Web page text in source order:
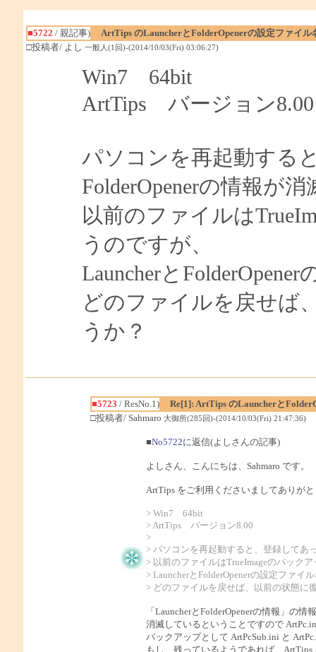
■5722 / 親記事)
ArtTips のLauncherとFolderOpenerの設定ファイル
□投稿者/ よし 一般人(1回)-(2014/10/03(Fri) 03:06:27)
Win7 64bit
ArtTips バージョン8.00
パソコンを再起動する
FolderOpenerの情報が
以前のファイルは
うのですが、
Launcherと
どのファイルを戻せば
うか？
■5723 / ResNo.1)
Re[1]: ArtTips のLauncherと
□投稿者/ Sahmaro 大御所(285回)-(2014/10/03(Fri) 21:47:36)
■No5722に返信(よしさんの記事)
よしさん、こんにちは、Sahmaro です。
ArtTips をご利用くださいましてありが
> Win7 64bit
> ArtTips バージョン8.00
>
> パソコンを再起動すると、登録してあ
> 以前のファイルはTrueImageのバック
> LauncherとFolderOpenerの設定ファイ
> どのファイルを戻せば、以前の状態に
「LauncherとFolderOpenerの情報」の
消滅しているということですので
バックアップとして ArtPcSub.ini と
もし、残っているようであれば、